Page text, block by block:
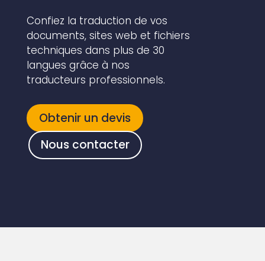
Confiez la traduction de vos
documents, sites web et fichiers
techniques dans plus de 30
langues grâce à nos
traducteurs professionnels.
Obtenir un devis
Nous contacter